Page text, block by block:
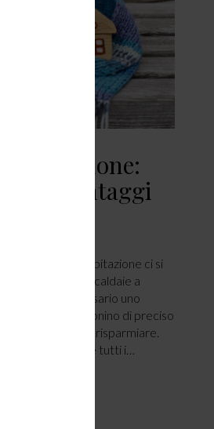
e vantaggi
la propria abitazione ci si
siano le migliori caldaie a
Tuttavia, è necessario uno
come funzionino di preciso
possono farci risparmiare.
riuscirà a sfruttare tutti i…